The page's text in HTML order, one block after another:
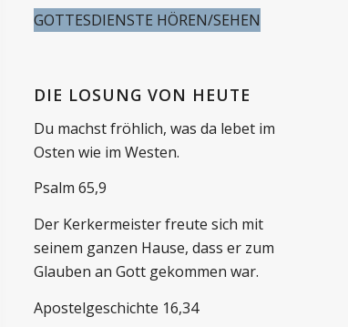
GOTTESDIENSTE HÖREN/SEHEN
DIE LOSUNG VON HEUTE
Du machst fröhlich, was da lebet im
Osten wie im Westen.
Psalm 65,9
Der Kerkermeister freute sich mit
seinem ganzen Hause, dass er zum
Glauben an Gott gekommen war.
Apostelgeschichte 16,34